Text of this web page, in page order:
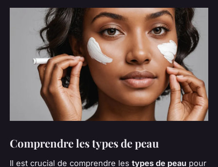
Comprendre les types de peau
Il est crucial de comprendre les types de peau pour